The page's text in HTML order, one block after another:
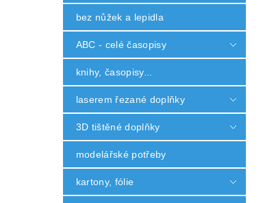
bez nůžek a lepidla
ABC - celé časopisy
knihy, časopisy...
laserem řezané doplňky
3D tištěné doplňky
modelářské potřeby
kartony, fólie